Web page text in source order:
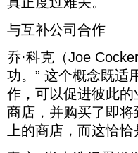
与互补公司合作
乔·科克（Joe
功。” 这个概念既适
作，可以促进彼此
商店，并购买了即
上的商店，而这恰